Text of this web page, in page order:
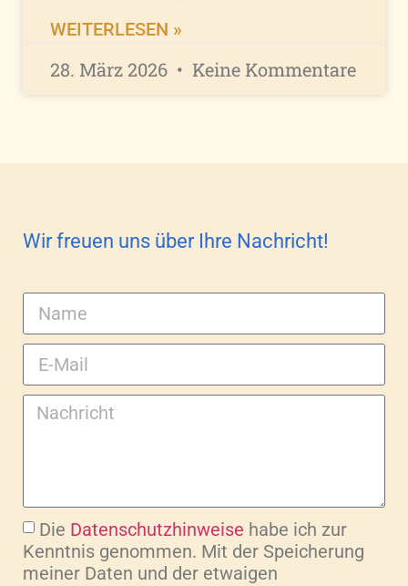
WEITERLESEN »
28. März 2026 Keine Kommentare
Wir freuen uns über Ihre Nachricht!
Die Datenschutzhinweise habe ich zur
Kenntnis genommen. Mit der Speicherung
meiner Daten und der etwaigen